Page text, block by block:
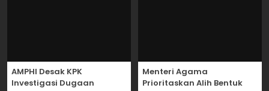
AMPHI Desak KPK
Investigasi Dugaan
Menteri Agama
Prioritaskan Alih Bentuk